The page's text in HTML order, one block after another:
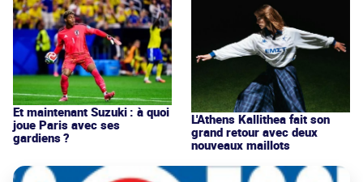
Et maintenant Suzuki : à quoi
joue Paris avec ses
gardiens ?
L'Athens Kallithea fait son
grand retour avec deux
nouveaux maillots